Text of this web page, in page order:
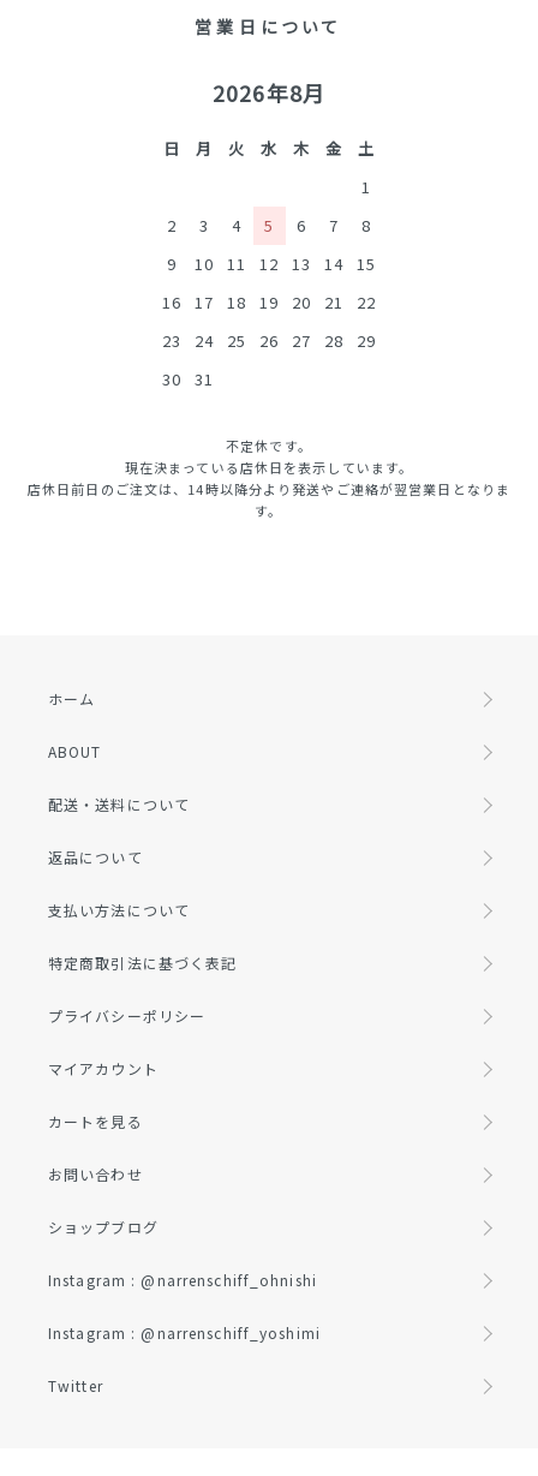
営業日について
2026年8月
日 月 火 水 木 金
土
1
2
3 4 5 6 7
8
9
10 11 12 13 14
15
16
17 18 19 20 21
22
23
24 25 26 27 28
29
30
31
不定休です。
現在決まっている店休日を表示しています。
店休日前日のご注文は、14時以降分より発送やご連絡が翌営業日となりま
す。
ホーム
ABOUT
配送・送料について
返品について
支払い方法について
特定商取引法に基づく表記
プライバシーポリシー
マイアカウント
カートを見る
お問い合わせ
ショップブログ
Instagram : @narrenschiff_ohnishi
Instagram : @narrenschiff_yoshimi
Twitter